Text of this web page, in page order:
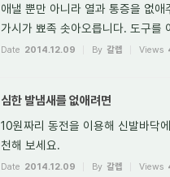
애낼 뿐만 아니라 열과 통증을 없
가시가 뾰족 솟아오릅니다. 도구를
Date 2014.12.09 By 갈렙 Views
심한 발냄새를 없애려면
10원짜리 동전을 이용해 신발바닥
천해 보세요.
Date 2014.12.09 By 갈렙 Views